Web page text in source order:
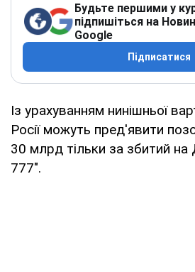
Будьте першими у
підпишіться на
Google
Підписатися
Із урахуванням нинішньої
Росії можуть пред'явити
30 млрд тільки за збитий на
777".